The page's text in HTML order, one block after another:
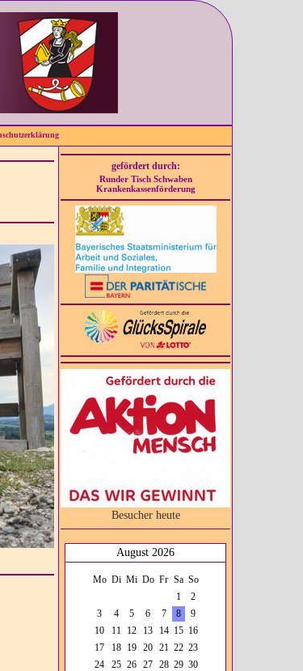
gefördert durch:
Runder Tisch Schwaben
Krankenkassenförderung
Besucher heute
August 2026
Mo Di Mi Do Fr Sa So
1
2
3
4 5 6 7 8
9
10
11 12 13 14 15 16
17
18 19 20 21 22 23
24
25 26 27 28 29 30